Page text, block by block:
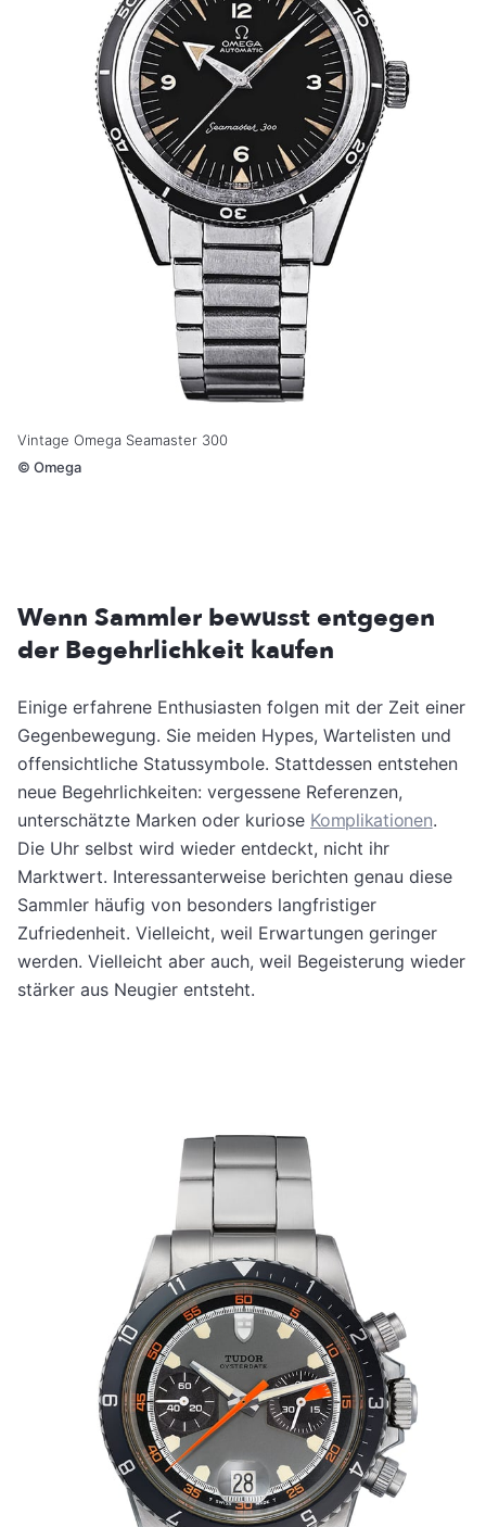
Vintage Omega Seamaster 300
© Omega
Wenn Sammler bewusst entgegen
der Begehrlichkeit kaufen
Einige erfahrene Enthusiasten folgen mit der Zeit einer
Gegenbewegung. Sie meiden Hypes, Wartelisten und
offensichtliche Statussymbole. Stattdessen entstehen
neue Begehrlichkeiten: vergessene Referenzen,
unterschätzte Marken oder kuriose Komplikationen.
Die Uhr selbst wird wieder entdeckt, nicht ihr
Marktwert. Interessanterweise berichten genau diese
Sammler häufig von besonders langfristiger
Zufriedenheit. Vielleicht, weil Erwartungen geringer
werden. Vielleicht aber auch, weil Begeisterung wieder
stärker aus Neugier entsteht.